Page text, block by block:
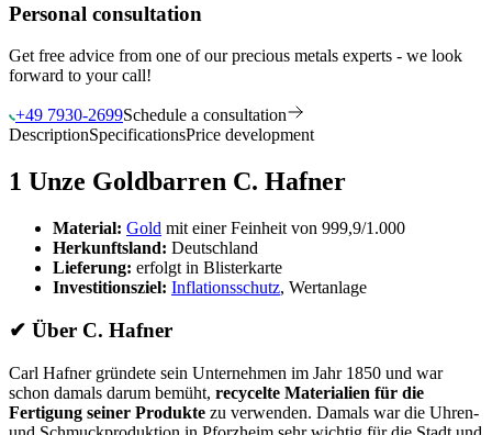
Personal consultation
Get free advice from one of our precious metals experts - we look
forward to your call!
+49 7930-2699Schedule a consultation
DescriptionSpecificationsPrice development
1 Unze Goldbarren C. Hafner
Material: Gold mit einer Feinheit von 999,9/1.000
Herkunftsland: Deutschland
Lieferung: erfolgt in Blisterkarte
Investitionsziel: Inflationsschutz, Wertanlage
✔ Über C. Hafner
Carl Hafner gründete sein Unternehmen im Jahr 1850 und war
schon damals darum bemüht, recycelte Materialien für die
Fertigung seiner Produkte zu verwenden. Damals war die Uhren-